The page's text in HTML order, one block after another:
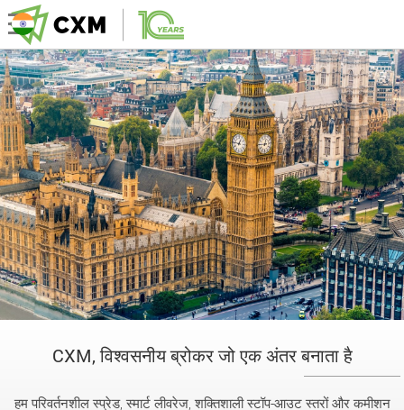
CXM, विश्वसनीय ब्रोकर जो एक अंतर बनाता है
हम परिवर्तनशील स्प्रेड, स्मार्ट लीवरेज, शक्तिशाली स्टॉप-आउट स्तरों और कमीशन